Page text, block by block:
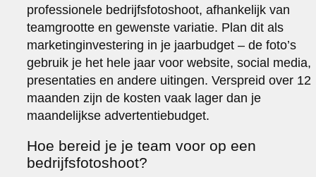
professionele bedrijfsfotoshoot, afhankelijk van
teamgrootte en gewenste variatie. Plan dit als
marketinginvestering in je jaarbudget – de foto’s
gebruik je het hele jaar voor website, social media,
presentaties en andere uitingen. Verspreid over 12
maanden zijn de kosten vaak lager dan je
maandelijkse advertentiebudget.
Hoe bereid je je team voor op een
bedrijfsfotoshoot?